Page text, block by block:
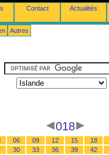
Contact Actualités
Autres
018
06 09 12 15 18
30 33 36 39 42